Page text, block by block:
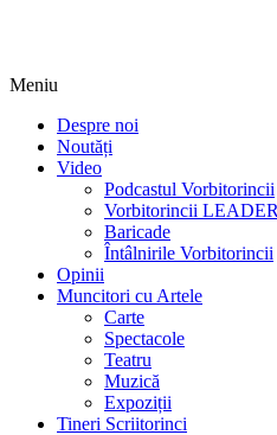
Meniu
Despre noi
Noutăți
Video
Podcastul Vorbitorincii
Vorbitorincii
Baricade
Întâlnirile Vorbitorincii
Opinii
Muncitori cu Artele
Carte
Spectacole
Teatru
Muzică
Expoziții
Tineri Scriitorinci